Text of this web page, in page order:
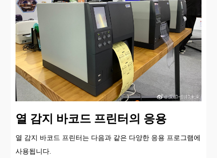
열 감지 바코드 프린터의 응용
열 감지 바코드 프린터는 다음과 같은 다양한 응용 프로그램에
사용됩니다.